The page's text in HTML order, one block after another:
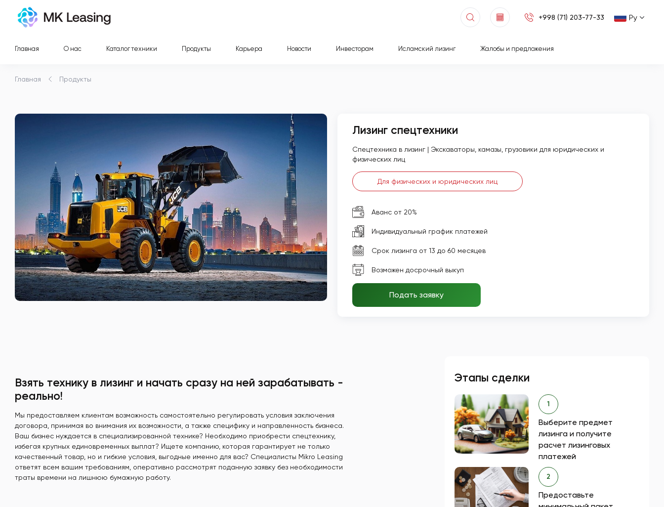
+998 (71) 203-77-33 Ру
Главная О нас Каталог техники Продукты Карьера Новости Инвесторам Исламский лизинг Жалобы и предложения
Главная Продукты
Лизинг спецтехники
Спецтехника в лизинг | Экскаваторы, камазы, грузовики для юридических и
физических лиц
Для физических и юридических лиц
Аванс от 20%
Индивидуальный график платежей
Срок лизинга от 13 до 60 месяцев
Возможен досрочный выкуп
Подать заявку
Взять технику в лизинг и начать сразу на ней зарабатывать -
реально!
Мы предоставляем клиентам возможность самостоятельно регулировать условия заключения
договора, принимая во внимания их возможности, а также специфику и направленность бизнеса.
Ваш бизнес нуждается в специализированной технике? Необходимо приобрести спецтехнику,
избегая крупных единовременных выплат? Ищете компанию, которая гарантирует не только
качественный товар, но и гибкие условия, выгодные именно для вас? Специалисты Mikro Leasing
ответят всем вашим требованиям, оперативно рассмотрят поданную заявку без необходимости
траты времени на лишнюю бумажную работу.
Этапы сделки
1
Выберите предмет
лизинга и получите
расчет лизинговых
платежей
2
Предоставьте